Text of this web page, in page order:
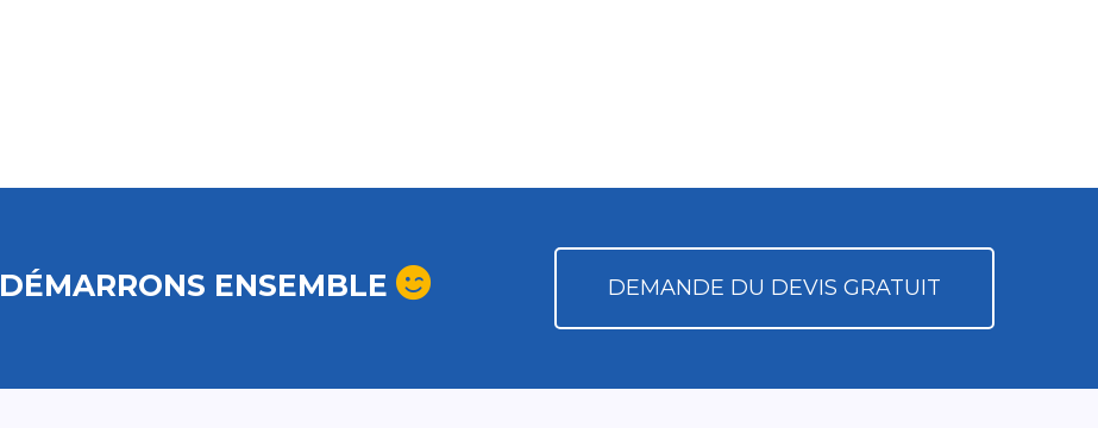
DÉMARRONS ENSEMBLE DEMANDE DU DEVIS GRATUIT